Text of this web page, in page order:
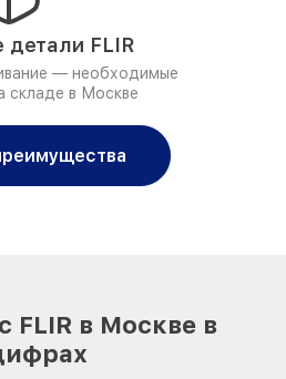
FLIR
— необходимые
складе в Москве
FLIR в Москве в